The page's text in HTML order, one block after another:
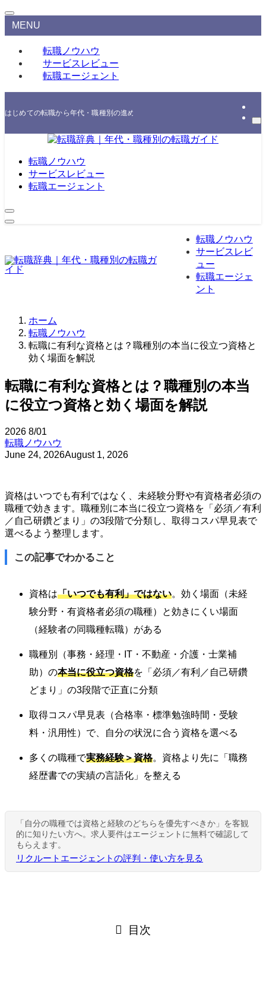
MENU
転職ノウハウ
サービスレビュー
転職エージェント
はじめての転職から年代・職種別の進め方、エージェント・スクールの選び
転職ノウハウ
サービスレビュー
転職エージェント
転職ノウハウ
サービスレビ
ュー
転職エージェ
ント
ホーム
転職ノウハウ
転職に有利な資格とは？職種別の本当に役立つ資格と
効く場面を解説
転職に有利な資格とは？職種別の本当
に役立つ資格と効く場面を解説
2026 8/01
転職ノウハウ
June 24, 2026August 1, 2026
資格はいつでも有利ではなく、未経験分野や有資格者必須の
職種で効きます。職種別に本当に役立つ資格を「必須／有利
／自己研鑽どまり」の3段階で分類し、取得コスパ早見表で
選べるよう整理します。
この記事でわかること
資格は「いつでも有利」ではない。効く場面（未経
験分野・有資格者必須の職種）と効きにくい場面
（経験者の同職種転職）がある
職種別（事務・経理・IT・不動産・介護・士業補
助）の本当に役立つ資格を「必須／有利／自己研鑽
どまり」の3段階で正直に分類
取得コスパ早見表（合格率・標準勉強時間・受験
料・汎用性）で、自分の状況に合う資格を選べる
多くの職種で実務経験＞資格。資格より先に「職務
経歴書での実績の言語化」を整える
「自分の職種では資格と経験のどちらを優先すべきか」を客観
的に知りたい方へ。求人要件はエージェントに無料で確認して
もらえます。
リクルートエージェントの評判・使い方を見る
目次